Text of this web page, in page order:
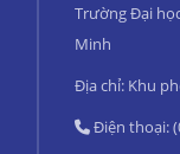
Trường Đại
Minh
Địa chỉ: Khu
Điện thoại: